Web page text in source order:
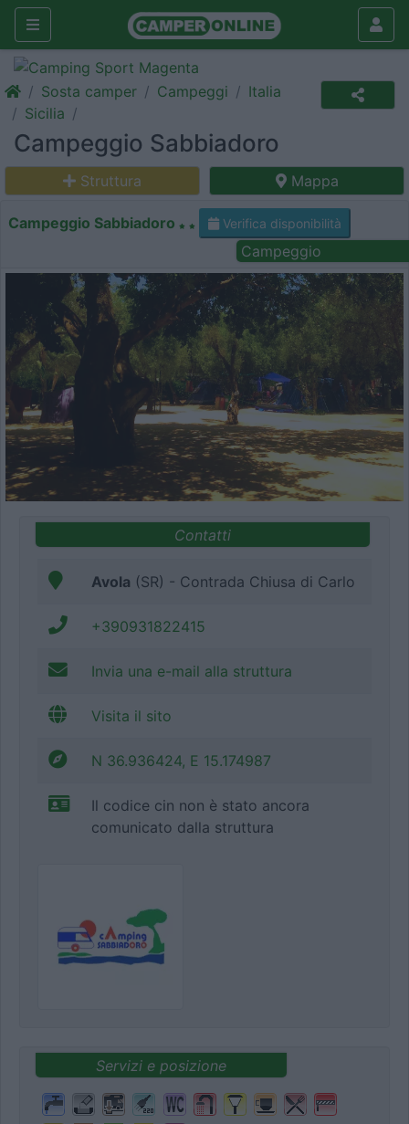
Sosta camper Campeggi
Italia
Sicilia
Campeggio Sabbiadoro
Struttura Mappa
Campeggio Sabbiadoro Verifica disponibilità
Campeggio
Contatti
Avola (SR) - Contrada Chiusa di Carlo
+390931822415
Invia una e-mail alla struttura
Visita il sito
N 36.936424, E 15.174987
Il codice cin non è stato ancora
comunicato dalla struttura
Servizi e posizione